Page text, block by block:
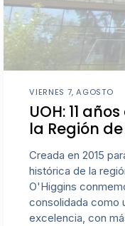
VIERNES 7, AGOSTO
UOH: 11
la Región
Creada en 2015
histórica de la
O'Higgins
consolidada como
excelencia, con